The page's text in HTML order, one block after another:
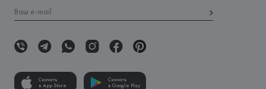
Скачать
в App Store
Скачать
в Google Play